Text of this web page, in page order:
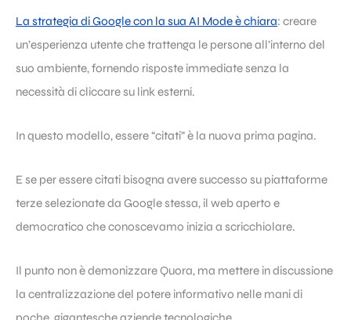
La strategia di Google con la sua AI Mode è chiara: creare
un’esperienza utente che trattenga le persone all’interno del
suo ambiente, fornendo risposte immediate senza la
necessità di cliccare su link esterni.
In questo modello, essere “citati” è la nuova prima pagina.
E se per essere citati bisogna avere successo su piattaforme
terze selezionate da Google stessa, il web aperto e
democratico che conoscevamo inizia a scricchiolare.
Il punto non è demonizzare Quora, ma mettere in discussione
la centralizzazione del potere informativo nelle mani di